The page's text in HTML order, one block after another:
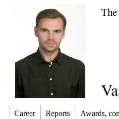
Career Reports Awards,